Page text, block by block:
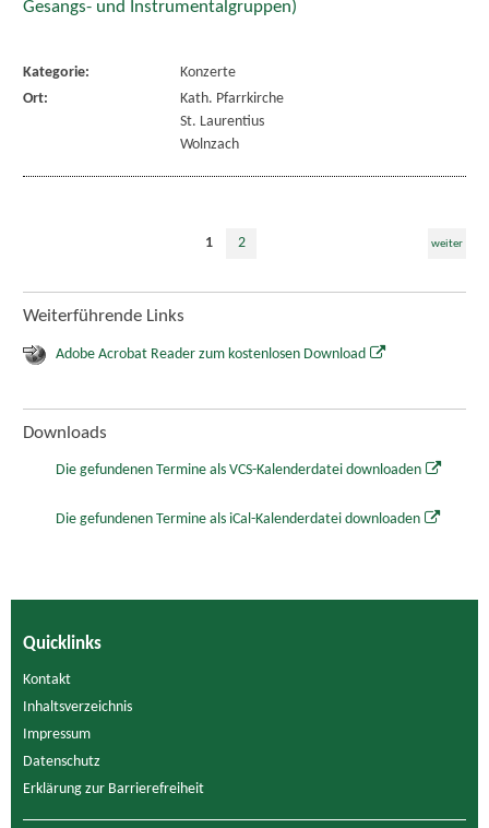
Gesangs- und Instrumentalgruppen)
Kategorie:
Konzerte
Ort:
Kath. Pfarrkirche
St. Laurentius
Wolnzach
1 2 weiter
Weiterführende Links
Adobe Acrobat Reader zum kostenlosen Download
Downloads
Die gefundenen Termine als VCS-Kalenderdatei downloaden
Die gefundenen Termine als iCal-Kalenderdatei downloaden
Quicklinks
Kontakt
Inhaltsverzeichnis
Impressum
Datenschutz
Erklärung zur Barrierefreiheit